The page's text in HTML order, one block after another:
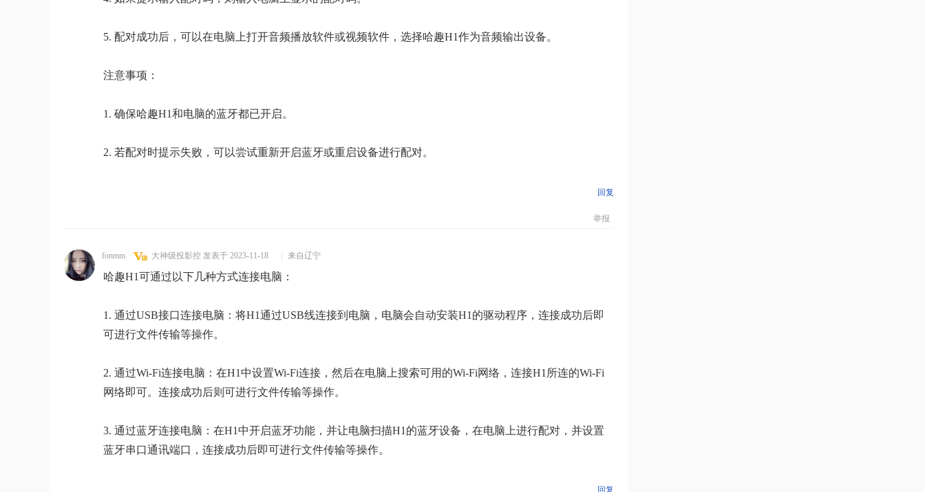
5. 配对成功后，可以在电脑上打开音频播放软件或视频软件，选择哈趣H1作为音频输出设备。
注意事项：
1. 确保哈趣H1和电脑的蓝牙都已开启。
2. 若配对时提示失败，可以尝试重新开启蓝牙或重启设备进行配对。
回复
举报
fonmm 大神级投影控 发表于 2023-11-18 来自辽宁
哈趣H1可通过以下几种方式连接电脑：
1. 通过USB接口连接电脑：将H1通过USB线连接到电脑，电脑会自动安装H1的驱动程序，连接成功后即
可进行文件传输等操作。
2. 通过Wi-Fi连接电脑：在H1中设置Wi-Fi连接，然后在电脑上搜索可用的Wi-Fi网络，连接H1所连的Wi-Fi
网络即可。连接成功后则可进行文件传输等操作。
3. 通过蓝牙连接电脑：在H1中开启蓝牙功能，并让电脑扫描H1的蓝牙设备，在电脑上进行配对，并设置
蓝牙串口通讯端口，连接成功后即可进行文件传输等操作。
回复